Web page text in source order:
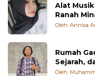
Alat
Ranah
Oleh: Annisa
Rumah
Sejarah,
Oleh: